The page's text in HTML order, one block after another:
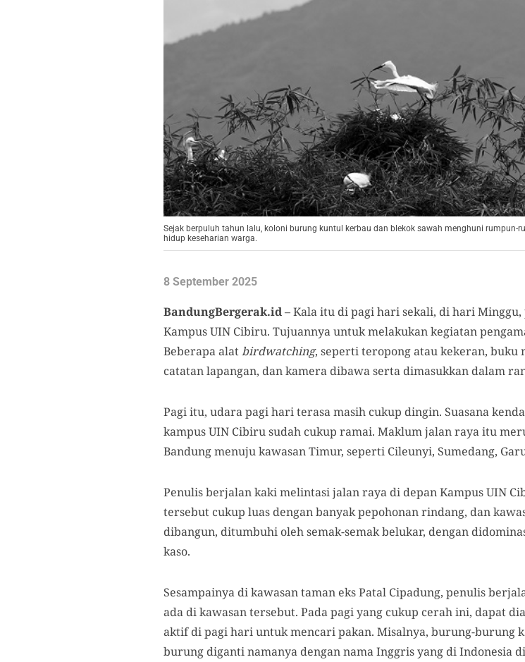
Sejak berpuluh tahun lalu, koloni burung kuntul kerbau dan blekok sawah menghuni
hidup keseharian warga.
8 September 2025
BandungBergerak.id– Kala itu di pagi hari sekali, di hari
Kampus UIN Cibiru. Tujuannya untuk melakukan kegiatan
Beberapa alatbirdwatching, seperti teropong atau kekeran,
catatan lapangan, dan kamera dibawa serta dimasukkan dalam
Pagi itu, udara pagi hari terasa masih cukup dingin. Suasana
kampus UIN Cibiru sudah cukup ramai. Maklum jalan raya itu
Bandung menuju kawasan Timur, seperti Cileunyi, Sumedang,
Penulis berjalan kaki melintasi jalan raya di depan Kampus UIN
tersebut cukup luas dengan banyak pepohonan rindang, dan
dibangun, ditumbuhi oleh semak-semak belukar, dengan
kaso.
Sesampainya di kawasan taman eks Patal Cipadung, penulis
ada di kawasan tersebut. Pada pagi yang cukup cerah ini, dapat
aktif di pagi hari untuk mencari pakan. Misalnya, burung-burung
burung diganti namanya dengan nama Inggris yang di